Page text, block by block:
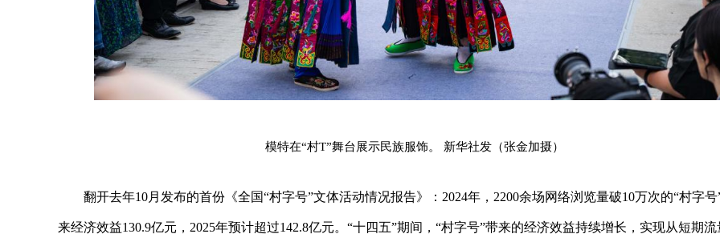
模特在“村T”舞台展示民族服饰。 新华社发（张金加摄）
翻开去年10月发布的首份《全国“村字号”文体活动情况报告》：2024年，2200余场网络浏览量破10万次的“村字号
来经济效益130.9亿元，2025年预计超过142.8亿元。“十四五”期间，“村字号”带来的经济效益持续增长，实现从短期流